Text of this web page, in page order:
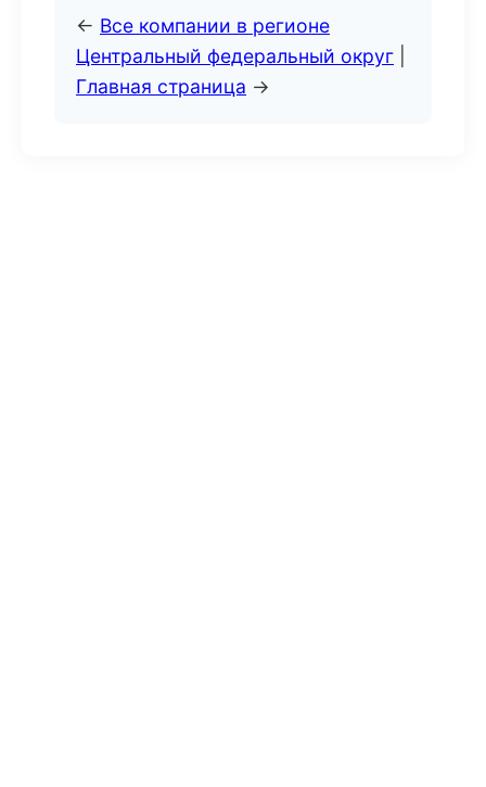
← Все компании в регионе
Центральный федеральный округ
Главная страница →